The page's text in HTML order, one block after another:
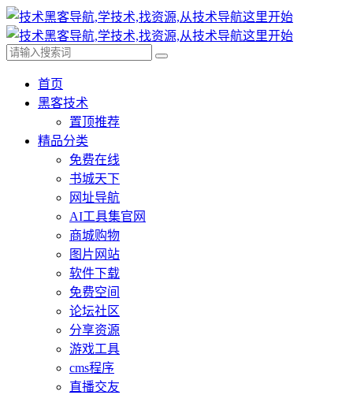
首页
黑客技术
置顶推荐
精品分类
免费在线
书城天下
网址导航
AI工具集官网
商城购物
图片网站
软件下载
免费空间
论坛社区
分享资源
游戏工具
cms程序
直播交友